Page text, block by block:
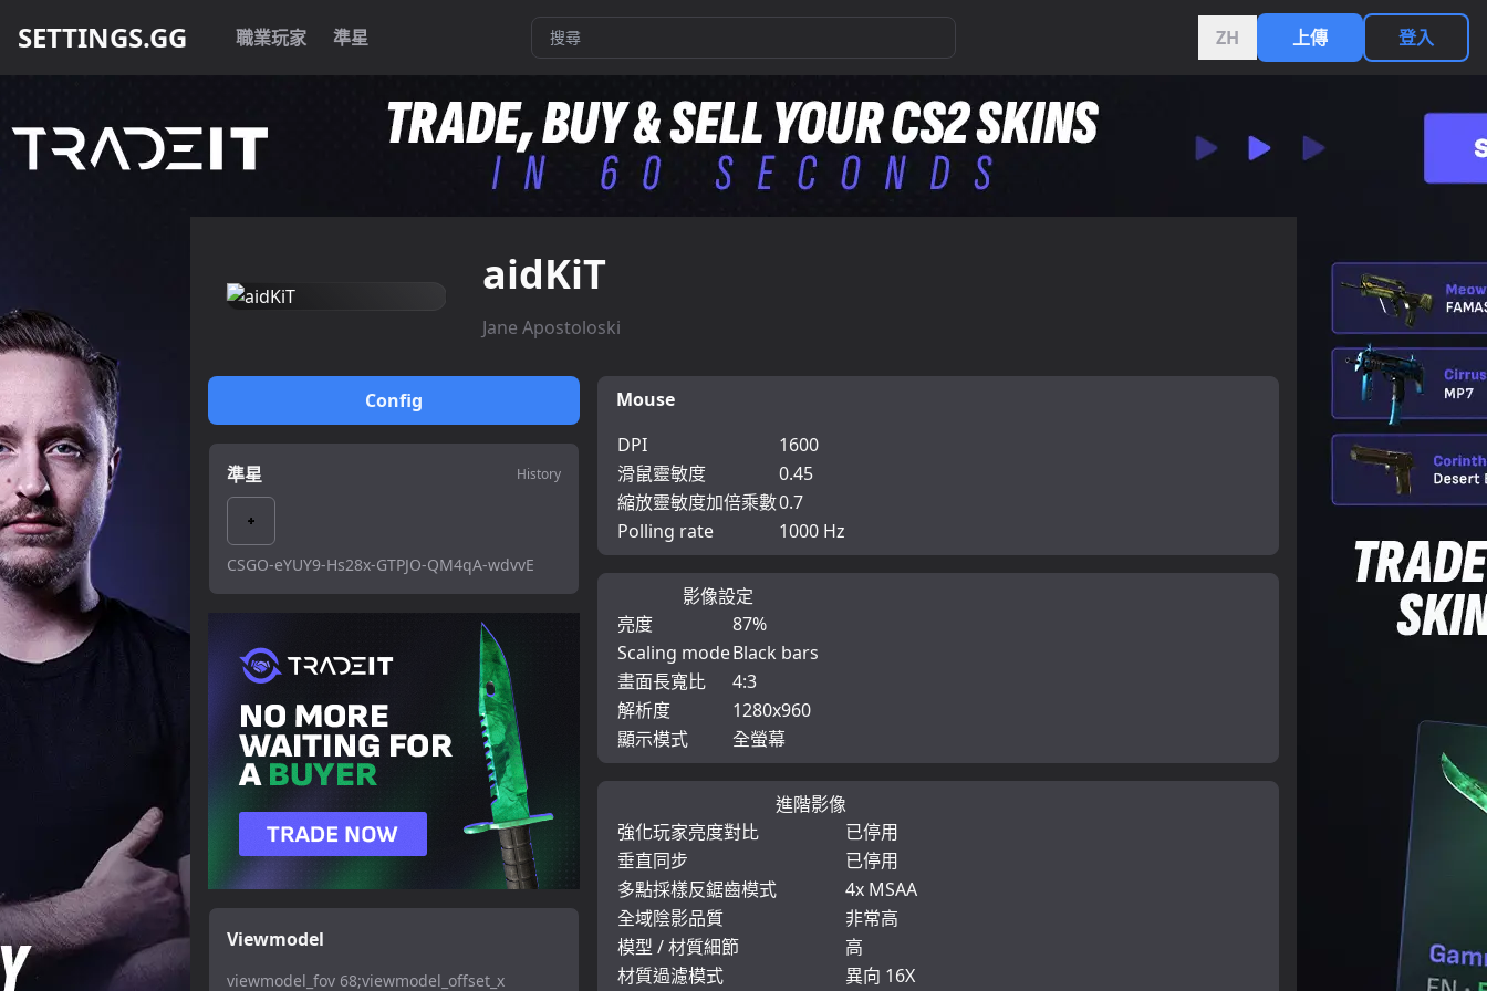
SETTINGS.GG 職業玩家 準星 ZH 上傳 登入
aidKiT
Jane Apostoloski
Config
準星 History
CSGO-eYUY9-Hs28x-GTPJO-QM4qA-wdvvE
Viewmodel
viewmodel_fov 68;viewmodel_offset_x
Mouse
DPI
1600
滑鼠靈敏度
0.45
縮放靈敏度加倍乘數0.7
Polling rate
1000 Hz
影像設定
亮度
87%
Scaling modeBlack bars
畫面長寬比
4:3
解析度
1280x960
顯示模式
全螢幕
進階影像
強化玩家亮度對比
已停用
垂直同步
已停用
多點採樣反鋸齒模式
4x MSAA
全域陰影品質
非常高
模型 / 材質細節
高
材質過濾模式
異向 16X